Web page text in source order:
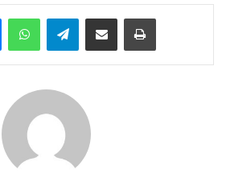
MessengerWhatsAppTelegramShare via Email Print